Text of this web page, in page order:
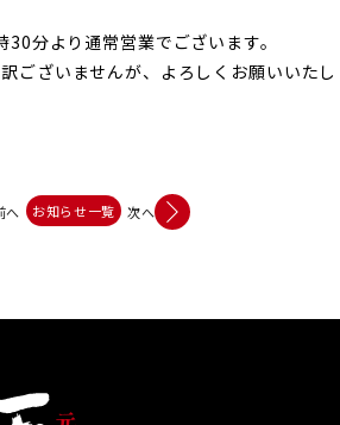
分より通常営業でございます。
ございませんが、よろしくお願いいたし
へ お知らせ一覧 次へ︎